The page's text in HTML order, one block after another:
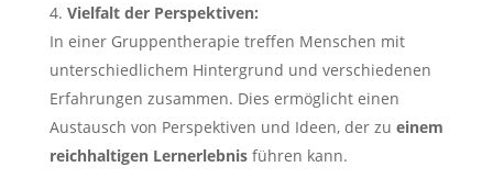
Vielfalt der Perspektiven:
In einer Gruppentherapie treffen Menschen mit
unterschiedlichem Hintergrund und verschiedenen
Erfahrungen zusammen. Dies ermöglicht einen
Austausch von Perspektiven und Ideen, der zu einem
reichhaltigen Lernerlebnisführen kann.